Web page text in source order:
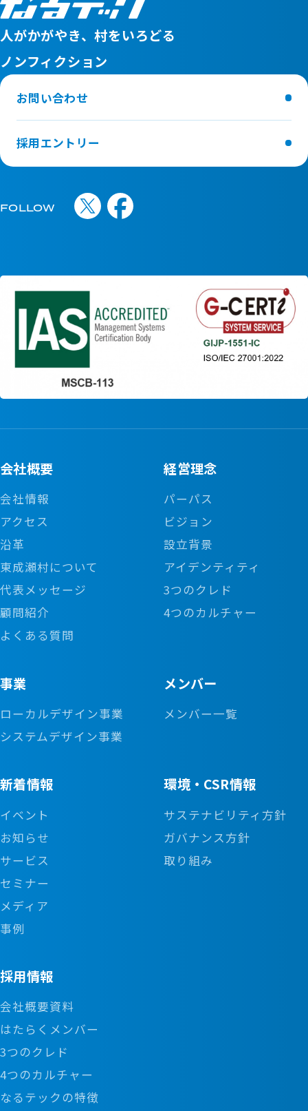
人がかがやき、村をいろどる
ノンフィクション
お問い合わせ
採用エントリー
FOLLOW
会社概要
会社情報
アクセス
沿革
東成瀬村について
代表メッセージ
顧問紹介
よくある質問
経営理念
パーパス
ビジョン
設立背景
アイデンティティ
3つのクレド
4つのカルチャー
事業
ローカルデザイン事業
システムデザイン事業
メンバー
メンバー一覧
新着情報
イベント
お知らせ
サービス
セミナー
メディア
事例
環境・CSR情報
サステナビリティ方針
ガバナンス方針
取り組み
採用情報
会社概要資料
はたらくメンバー
3つのクレド
4つのカルチャー
なるテックの特徴